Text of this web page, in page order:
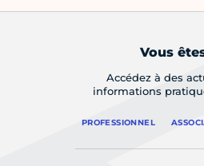
Vous
Accédez à des
informations
PROFESSIONNEL